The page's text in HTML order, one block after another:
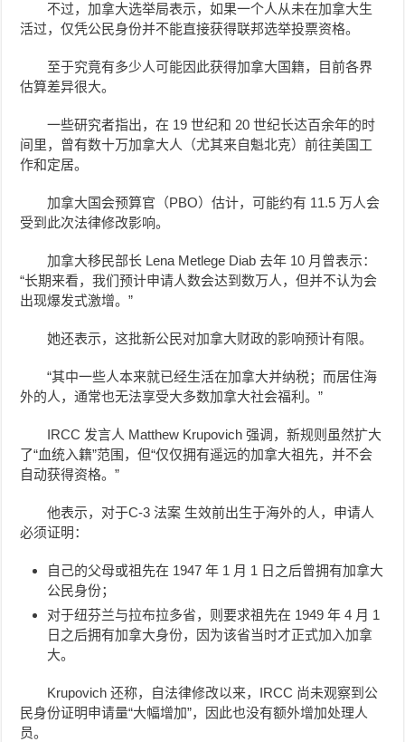
不过，加拿大选举局表示，如果一个人从未在加拿大生
活过，仅凭公民身份并不能直接获得联邦选举投票资格。
至于究竟有多少人可能因此获得加拿大国籍，目前各界
估算差异很大。
一些研究者指出，在 19 世纪和 20 世纪长达百余年的时
间里，曾有数十万加拿大人（尤其来自魁北克）前往美国工
作和定居。
加拿大国会预算官（PBO）估计，可能约有 11.5 万人会
受到此次法律修改影响。
加拿大移民部长 Lena Metlege Diab 去年 10 月曾表示：
“长期来看，我们预计申请人数会达到数万人，但并不认为会
出现爆发式激增。”
她还表示，这批新公民对加拿大财政的影响预计有限。
“其中一些人本来就已经生活在加拿大并纳税；而居住海
外的人，通常也无法享受大多数加拿大社会福利。”
IRCC 发言人 Matthew Krupovich 强调，新规则虽然扩大
了“血统入籍”范围，但“仅仅拥有遥远的加拿大祖先，并不会
自动获得资格。”
他表示，对于C-3 法案 生效前出生于海外的人，申请人
必须证明：
自己的父母或祖先在 1947 年 1 月 1 日之后曾拥有加拿大
公民身份；
对于纽芬兰与拉布拉多省，则要求祖先在 1949 年 4 月 1
日之后拥有加拿大身份，因为该省当时才正式加入加拿
大。
Krupovich 还称，自法律修改以来，IRCC 尚未观察到公
民身份证明申请量“大幅增加”，因此也没有额外增加处理人
员。